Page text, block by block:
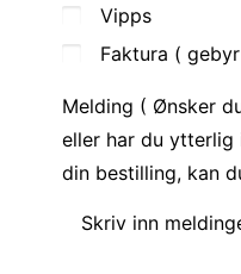
Vipps
Faktura (
Melding ( Ønsker
eller har du ytterlig
din bestilling, kan